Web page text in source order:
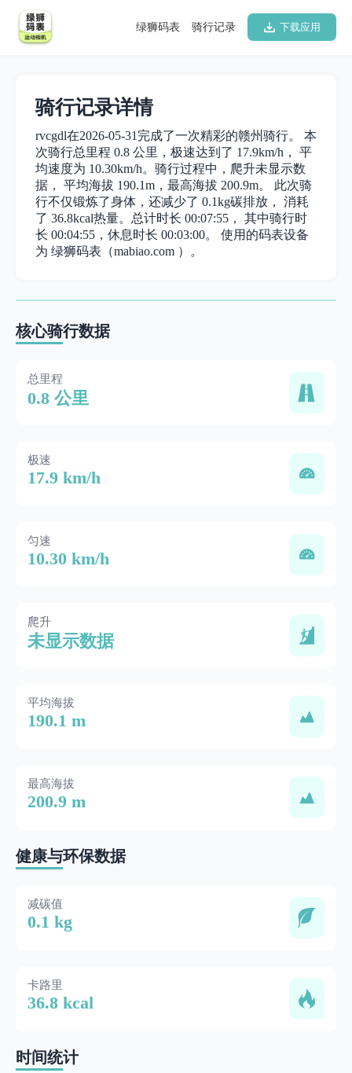
下载应用
骑行记录
绿狮码表
骑行记录详情
rvcgdl在2026-05-31完成了一次精彩的赣州骑行。 本
次骑行总里程 0.8 公里，极速达到了 17.9km/h， 平
均速度为 10.30km/h。骑行过程中，爬升未显示数
据， 平均海拔 190.1m，最高海拔 200.9m。 此次骑
行不仅锻炼了身体，还减少了 0.1kg碳排放， 消耗
了 36.8kcal热量。总计时长 00:07:55， 其中骑行时
长 00:04:55，休息时长 00:03:00。 使用的码表设备
为 绿狮码表（mabiao.com ）。
核心骑行数据
总里程
0.8 公里
极速
17.9 km/h
匀速
10.30 km/h
爬升
未显示数据
平均海拔
190.1 m
最高海拔
200.9 m
健康与环保数据
减碳值
0.1 kg
卡路里
36.8 kcal
时间统计